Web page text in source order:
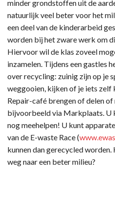
minder grondstoffen uit de
natuurlijk veel beter voor het
een deel van de kinderarbeid
worden bij het zware werk om
Hiervoor wil de klas zoveel
inzamelen. Tijdens een gastles
over recycling: zuinig zijn op je
weggooien, kijken of je iets zelf
Repair-café brengen of delen of
bijvoorbeeld via Markplaats. U
nog meehelpen! U kunt
van de E-waste Race (
kunnen dan gerecycled
weg naar een beter milieu?